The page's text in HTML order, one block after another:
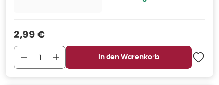
Verkaufspreis
2,99 €
In den Warenkorb